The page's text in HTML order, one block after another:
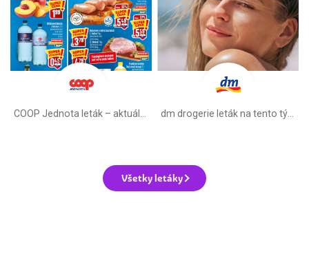
COOP Jednota leták –⁠ aktuálny dm drogerie leták na tento týždeň
Všetky letáky